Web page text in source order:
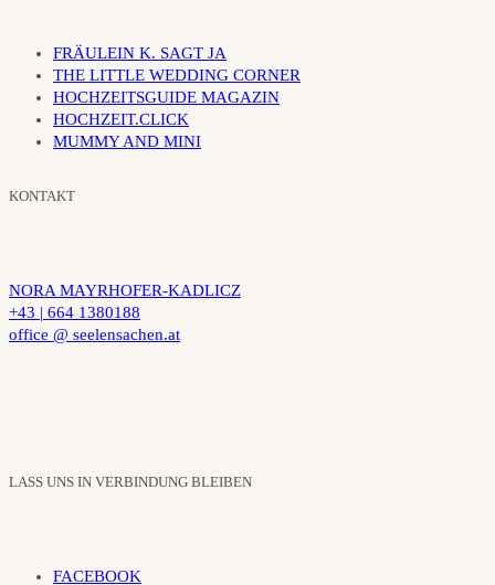
FRÄULEIN K. SAGT JA
THE LITTLE WEDDING CORNER
HOCHZEITSGUIDE MAGAZIN
HOCHZEIT.CLICK
MUMMY AND MINI
KONTAKT
NORA MAYRHOFER-KADLICZ
+43 | 664 1380188
office @ seelensachen.at
LASS UNS IN VERBINDUNG BLEIBEN
FACEBOOK